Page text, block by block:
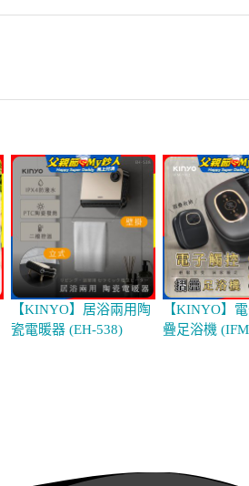
【KINYO】居浴兩用陶
瓷電暖器 (EH-538)
【KINYO】
疊足浴機